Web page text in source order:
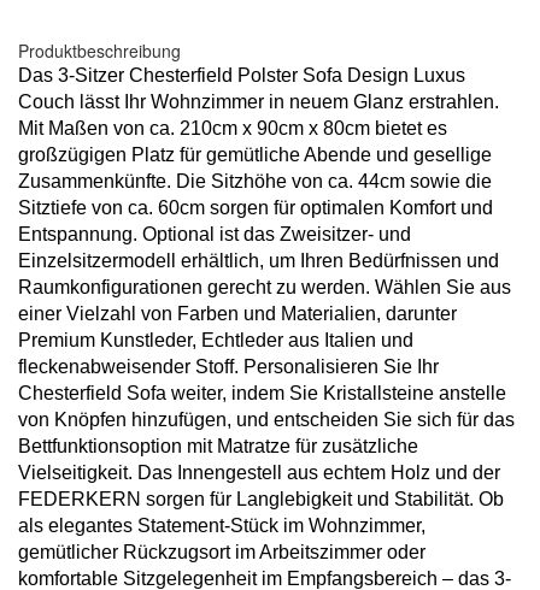
Produktbeschreibung
Das 3-Sitzer Chesterfield Polster Sofa Design Luxus
Couch lässt Ihr Wohnzimmer in neuem Glanz erstrahlen.
Mit Maßen von ca. 210cm x 90cm x 80cm bietet es
großzügigen Platz für gemütliche Abende und gesellige
Zusammenkünfte. Die Sitzhöhe von ca. 44cm sowie die
Sitztiefe von ca. 60cm sorgen für optimalen Komfort und
Entspannung. Optional ist das Zweisitzer- und
Einzelsitzermodell erhältlich, um Ihren Bedürfnissen und
Raumkonfigurationen gerecht zu werden. Wählen Sie aus
einer Vielzahl von Farben und Materialien, darunter
Premium Kunstleder, Echtleder aus Italien und
fleckenabweisender Stoff. Personalisieren Sie Ihr
Chesterfield Sofa weiter, indem Sie Kristallsteine anstelle
von Knöpfen hinzufügen, und entscheiden Sie sich für das
Bettfunktionsoption mit Matratze für zusätzliche
Vielseitigkeit. Das Innengestell aus echtem Holz und der
FEDERKERN sorgen für Langlebigkeit und Stabilität. Ob
als elegantes Statement-Stück im Wohnzimmer,
gemütlicher Rückzugsort im Arbeitszimmer oder
komfortable Sitzgelegenheit im Empfangsbereich – das 3-